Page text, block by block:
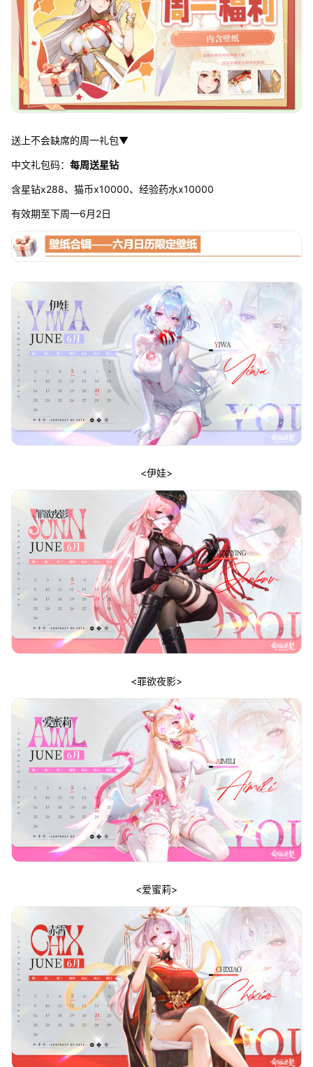
送上不会缺席的周一礼包▼
中文礼包码： 每周送星钻
含星钻x288、猫币x10000、经验药水x10000
有效期至下周一6月2日
<伊娃>
<罪欲夜影>
<爱蜜莉>